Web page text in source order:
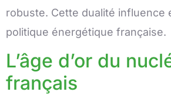
robuste. Cette dualité influence
politique énergétique française.
L’âge d’or du
français